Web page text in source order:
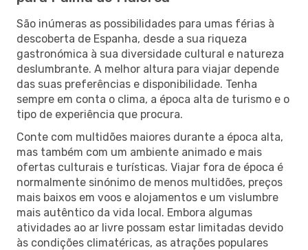
São inúmeras as possibilidades para umas férias à
descoberta de Espanha, desde a sua riqueza
gastronómica à sua diversidade cultural e natureza
deslumbrante. A melhor altura para viajar depende
das suas preferências e disponibilidade. Tenha
sempre em conta o clima, a época alta de turismo e o
tipo de experiência que procura.
Conte com multidões maiores durante a época alta,
mas também com um ambiente animado e mais
ofertas culturais e turísticas. Viajar fora de época é
normalmente sinónimo de menos multidões, preços
mais baixos em voos e alojamentos e um vislumbre
mais autêntico da vida local. Embora algumas
atividades ao ar livre possam estar limitadas devido
às condições climatéricas, as atrações populares